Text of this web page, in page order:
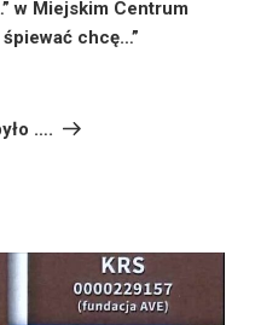
w Miejskim Centrum
śpiewać chcę…”
….